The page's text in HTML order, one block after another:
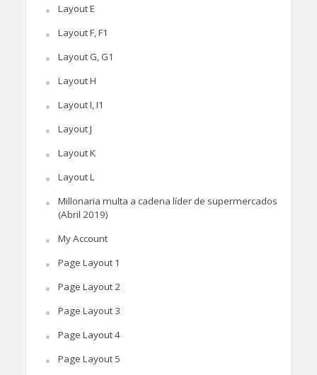
Layout E
Layout F, F1
Layout G, G1
Layout H
Layout I, I1
Layout J
Layout K
Layout L
Millonaria multa a cadena líder de supermercados
(Abril 2019)
My Account
Page Layout 1
Page Layout 2
Page Layout 3
Page Layout 4
Page Layout 5